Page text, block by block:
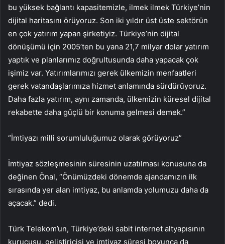
bu yüksek bağlantı kapasitemizle, ilmek ilmek Türkiye’nin
dijital haritasını örüyoruz. Son iki yıldır üst üste sektörün
en çok yatırım yapan şirketiyiz. Türkiye’nin dijital
dönüşümü için 2005’ten bu yana 21,7 milyar dolar yatırım
yaptık ve planlarımız doğrultusunda daha yapacak çok
işimiz var. Yatırımlarımızı gerek ülkemizin menfaatleri
gerek vatandaşlarımıza hizmet anlamında sürdürüyoruz.
Daha fazla yatırım, aynı zamanda, ülkemizin küresel dijital
rekabette daha güçlü bir konuma gelmesi demek.”
“İmtiyazı milli sorumluluğumuz olarak görüyoruz”
İmtiyaz sözleşmesinin süresinin uzatılması konusuna da
değinen Önal, “Önümüzdeki dönemde ajandamızın ilk
sırasında yer alan imtiyaz, bu anlamda yolumuzu daha da
açacak.” dedi.
Türk Telekom’un, Türkiye’deki sabit internet altyapısının
kurucusu, geliştiricisi ve imtiyaz süresi boyunca da